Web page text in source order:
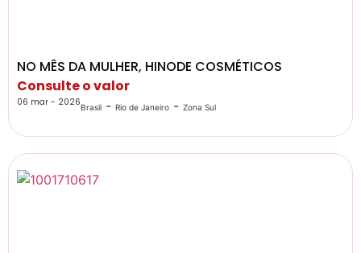
NO MÊS DA MULHER, HINODE COSMÉTICOS
Consulte o valor
06 mar - 2026Brasil - Rio de Janeiro - Zona Sul